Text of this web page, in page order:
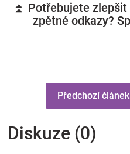
⏫ Potřebujete zlepšit
zpětné odkazy?
Předchozí článek
Diskuze (0)